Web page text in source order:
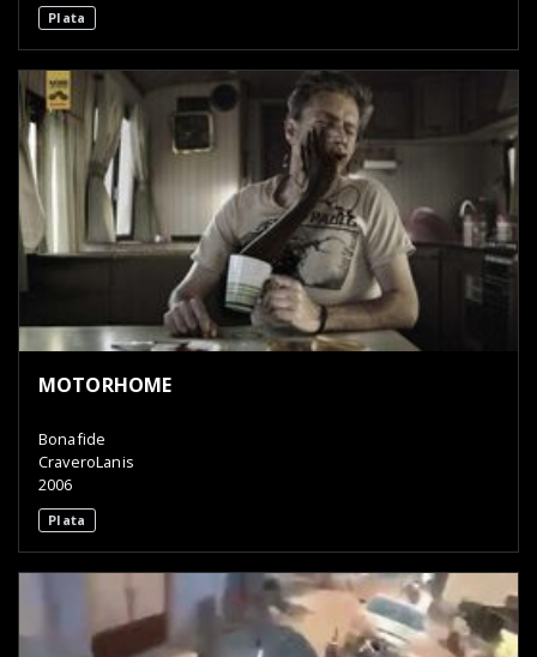
Plata
MOTORHOME
Bonafide
CraveroLanis
2006
Plata